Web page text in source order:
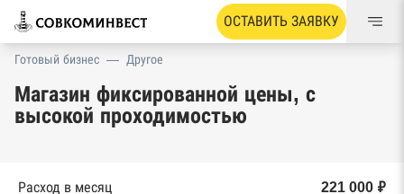
ОСТАВИТЬ ЗАЯВКУ
Готовый бизнес — Другое
Магазин фиксированной цены, с
высокой проходимостью
Расход в месяц
221 000 ₽